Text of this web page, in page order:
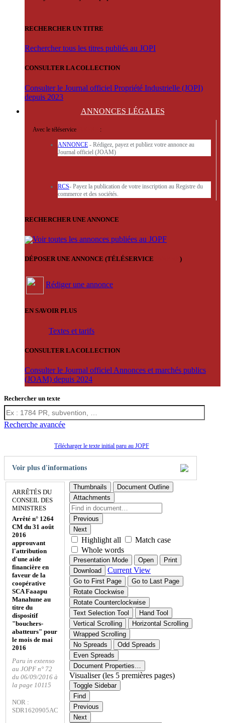
RECHERCHER UN TITRE
Rechercher tous les titres publiés au JOPI
CONSULTER LA COLLECTION
Consulter le Journal officiel Propriété Industrielle (JOPI)
depuis 2023
ANNONCES LÉGALES
Avec le téléservice :
ANNONCE - Rédigez, payez et publiez votre annonce au
Journal officiel (JOAM)
RCS- Payez la publication de votre inscription au Registre du
commerce et des sociétés.
RECHERCHER UNE ANNONCE
Voir toutes les annonces publiées au JOPF
DÉPOSER UNE ANNONCE (TÉLÉSERVICE )
Rédiger une annonce
EN SAVOIR PLUS
Textes et tarifs
CONSULTER LA COLLECTION
Consulter le Journal officiel Annonces et marchés publics
(JOAM) depuis 2024
Rechercher un texte
Recherche avancée
Télécharger le texte initial paru au JOPF
Voir plus d'informations
ARRÊTÉS DU
CONSEIL DES
MINISTRES
Arrêté n° 1264
CM du 31 août
2016
approuvant
l'attribution
d'une aide
financière en
faveur de la
coopérative
SCA Faaapu
Manahune au
titre du
dispositif
"bouchers-
abatteurs" pour
le mois de mai
2016
Paru in extenso
au JOPF n° 72
du 06/09/2016 à
la page 10115
NOR :
SDR1620905AC
Thumbnails
Document Outline
Attachments
Previous
Next
Highlight all
Match case
Whole words
Presentation Mode Open
Print
Download
Current View
Go to First Page
Go to Last Page
Rotate Clockwise
Rotate Counterclockwise
Text Selection Tool
Hand Tool
Vertical Scrolling
Horizontal Scrolling
Wrapped Scrolling
No Spreads
Odd Spreads
Even Spreads
Document Properties…
Visualiser (les 5 premières pages)
Toggle Sidebar
Find
Previous
Next